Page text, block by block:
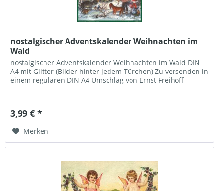
nostalgischer Adventskalender Weihnachten im
Wald
nostalgischer Adventskalender Weihnachten im Wald DIN
A4 mit Glitter (Bilder hinter jedem Türchen) Zu versenden in
einem regulären DIN A4 Umschlag von Ernst Freihoff
3,99 € *
Merken